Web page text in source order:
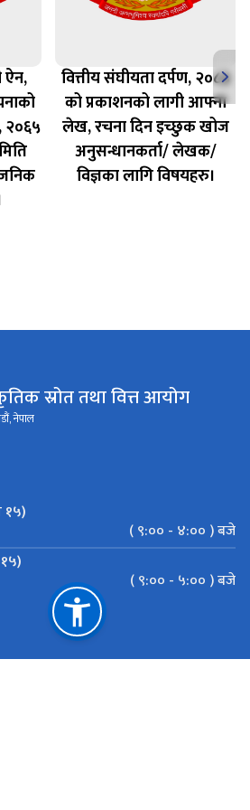
ऐन,
२०६५
वित्तीय संघीयता दर्पण, २०८३
को प्रकाशनको लागी आफ्ना
लेख, रचना दिन इच्छुक खोज
अनुसन्धानकर्ता/ लेखक/
विज्ञका लागि विषयहरु।
स्रोत तथा वित्त आयोग
नेपाल
१५)
( ९:०० - ४:०० ) बजे
( ९:०० - ५:०० ) बजे